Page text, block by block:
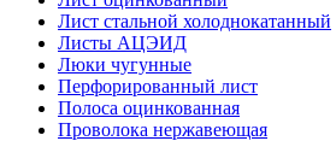
Лист стальной холоднокатанный
Листы АЦЭИД
Люки чугунные
Перфорированный лист
Полоса оцинкованная
Проволока нержавеющая